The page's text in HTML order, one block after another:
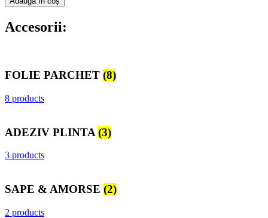
Accesorii:
FOLIE PARCHET (8)
8 products
ADEZIV PLINTA (3)
3 products
SAPE & AMORSE (2)
2 products